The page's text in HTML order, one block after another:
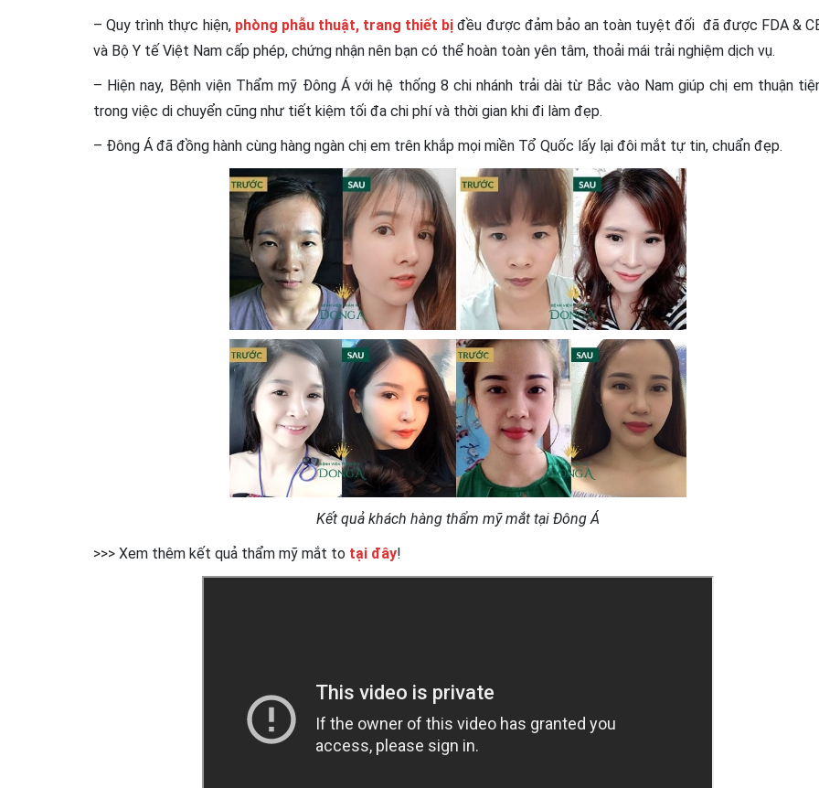
– Quy trình thực hiện, phòng phẫu thuật, trang thiết bị đều được đảm bảo an toàn tuyệt đối đã được FDA &
và Bộ Y tế Việt Nam cấp phép, chứng nhận nên bạn có thể hoàn toàn yên tâm, thoải mái trải nghiệm dịch vụ.
– Hiện nay, Bệnh viện Thẩm mỹ Đông Á với hệ thống 8 chi nhánh trải dài từ Bắc vào Nam giúp chị em thuận
trong việc di chuyển cũng như tiết kiệm tối đa chi phí và thời gian khi đi làm đẹp.
– Đông Á đã đồng hành cùng hàng ngàn chị em trên khắp mọi miền Tổ Quốc lấy lại đôi mắt tự tin, chuẩn đẹp.
Kết quả khách hàng thẩm mỹ mắt tại Đông Á
>>> Xem thêm kết quả thẩm mỹ mắt to tại đây!